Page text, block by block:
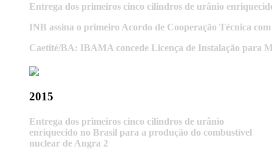
Entrega dos primeiros cinco cilindros de urânio
INB assina o primeiro Acordo de Cooperação Técnica
Caetité/BA: IBAMA concede Licença de Instalação para
2015
Entrega dos primeiros cinco cilindros de urânio
enriquecido no Brasil para a produção do combustível
nuclear de Angra 2